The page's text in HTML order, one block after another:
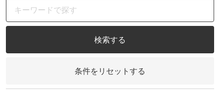
検索する
条件をリセットする